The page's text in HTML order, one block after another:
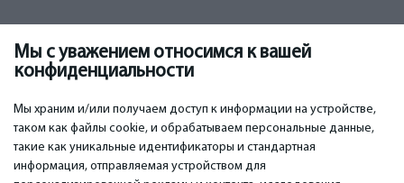
Мы с уважением относимся к вашей
конфиденциальности
Мы храним и/или получаем доступ к информации на устройстве,
таком как файлы cookie, и обрабатываем персональные данные,
такие как уникальные идентификаторы и стандартная
информация, отправляемая устройством для
35.00€ 36.00€
1 2 3 4